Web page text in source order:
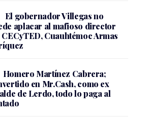
El gobernador Villegas no
aplacar al mafioso director
CECyTED, Cuauhtémoc Armas
Homero Martínez Cabrera;
en Mr.Cash, como ex
de Lerdo, todo lo paga al